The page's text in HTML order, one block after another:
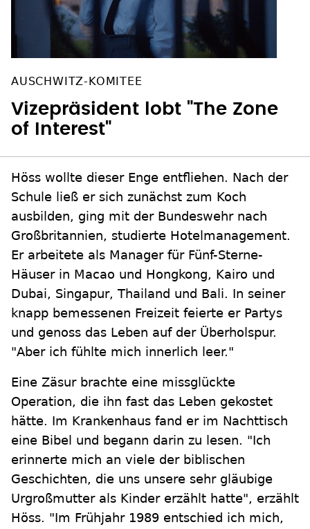
AUSCHWITZ-KOMITEE
Vizepräsident lobt "The Zone
of Interest"
Höss wollte dieser Enge entfliehen. Nach der
Schule ließ er sich zunächst zum Koch
ausbilden, ging mit der Bundeswehr nach
Großbritannien, studierte Hotelmanagement.
Er arbeitete als Manager für Fünf-Sterne-
Häuser in Macao und Hongkong, Kairo und
Dubai, Singapur, Thailand und Bali. In seiner
knapp bemessenen Freizeit feierte er Partys
und genoss das Leben auf der Überholspur.
"Aber ich fühlte mich innerlich leer."
Eine Zäsur brachte eine missglückte
Operation, die ihn fast das Leben gekostet
hätte. Im Krankenhaus fand er im Nachttisch
eine Bibel und begann darin zu lesen. "Ich
erinnerte mich an viele der biblischen
Geschichten, die uns unsere sehr gläubige
Urgroßmutter als Kinder erzählt hatte", erzählt
Höss. "Im Frühjahr 1989 entschied ich mich,